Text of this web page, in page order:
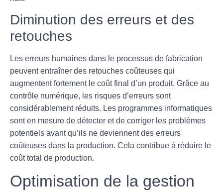
Diminution des erreurs et des
retouches
Les erreurs humaines dans le processus de fabrication
peuvent entraîner des retouches coûteuses qui
augmentent fortement le coût final d’un produit. Grâce au
contrôle numérique, les risques d’erreurs sont
considérablement réduits. Les programmes informatiques
sont en mesure de détecter et de corriger les problèmes
potentiels avant qu’ils ne deviennent des erreurs
coûteuses dans la production. Cela contribue à réduire le
coût total de production.
Optimisation de la gestion